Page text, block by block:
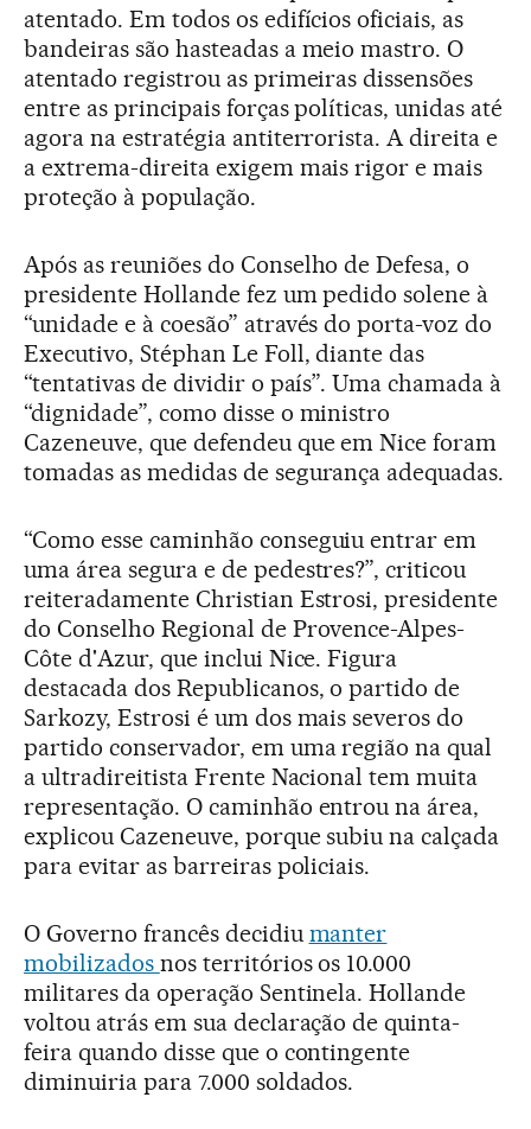
atentado. Em todos os edifícios oficiais, as
bandeiras são hasteadas a meio mastro. O
atentado registrou as primeiras dissensões
entre as principais forças políticas, unidas até
agora na estratégia antiterrorista. A direita e
a extrema-direita exigem mais rigor e mais
proteção à população.
Após as reuniões do Conselho de Defesa, o
presidente Hollande fez um pedido solene à
“unidade e à coesão” através do porta-voz do
Executivo, Stéphan Le Foll, diante das
“tentativas de dividir o país”. Uma chamada à
“dignidade”, como disse o ministro
Cazeneuve, que defendeu que em Nice foram
tomadas as medidas de segurança adequadas.
“Como esse caminhão conseguiu entrar em
uma área segura e de pedestres?”, criticou
reiteradamente Christian Estrosi, presidente
do Conselho Regional de Provence-Alpes-
Côte d'Azur, que inclui Nice. Figura
destacada dos Republicanos, o partido de
Sarkozy, Estrosi é um dos mais severos do
partido conservador, em uma região na qual
a ultradireitista Frente Nacional tem muita
representação. O caminhão entrou na área,
explicou Cazeneuve, porque subiu na calçada
para evitar as barreiras policiais.
O Governo francês decidiu manter
mobilizados nos territórios os 10.000
militares da operação Sentinela. Hollande
voltou atrás em sua declaração de quinta-
feira quando disse que o contingente
diminuiria para 7.000 soldados.